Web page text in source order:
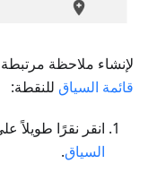
لإنشاء ملاحظة
قائمة السياق للنقطة:
انقر نقرًا طويلاً
السياق.